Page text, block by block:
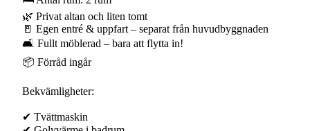
🌿 Privat altan och liten tomt
🚪 Egen entré & uppfart – separat från huvudbyggnaden
🛋 Fullt möblerad – bara att flytta in!
📦 Förråd ingår
Bekvämligheter:
✔ Tvättmaskin